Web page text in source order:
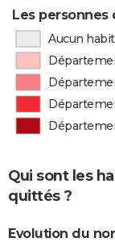
Les personnes
Aucun
Qui sont les
quittés ?
Evolution du